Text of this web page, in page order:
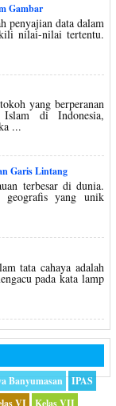
Gambar
penyajian data dalam
nilai-nilai tertentu.
yang berperanan
Islam di Indonesia,
...
Garis Lintang
terbesar di dunia.
geografis yang unik
tata cahaya adalah
pada kata lamp
Banyumasan
IPAS
VI Kelas VII